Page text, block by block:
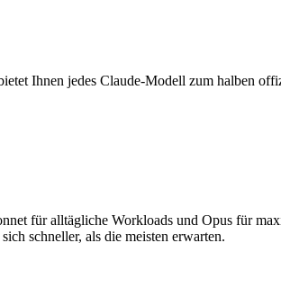
Ihnen jedes Claude-Modell zum halben
für alltägliche Workloads und Opus für
schneller, als die meisten erwarten.